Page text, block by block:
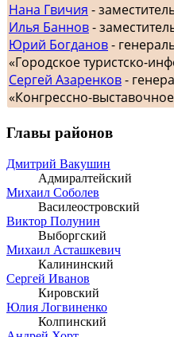
Нана Гвичия -
Илья Баннов-
Юрий Богданов-
«Городское туристско-
Сергей Азаренков-
«Конгрессно-
Главы районов
Дмитрий Вакушин
Адмиралтейский
Михаил Соболев
Василеостровский
Виктор Полунин
Выборгский
Михаил Асташкевич
Калининский
Сергей Иванов
Кировский
Юлия Логвиненко
Колпинский